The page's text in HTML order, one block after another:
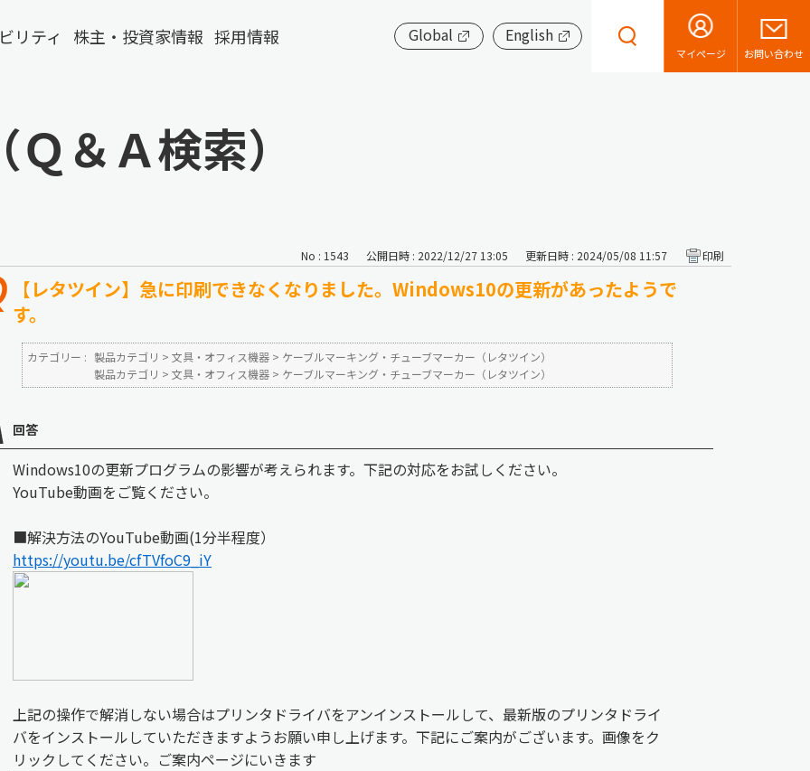
リティ 株主・投資家情報 採用情報 Global English
マイページ お問い合わせ
＆Ａ検索）
No : 1543 公開日時 : 2022/12/27 13:05 更新日時 : 2024/05/08 11:57 印刷
【レタツイン】急に印刷できなくなりました。Windows10の更新があったようで
す。
カテゴリー : 製品カテゴリ > 文具・オフィス機器 > ケーブルマーキング・チューブマーカー（レタツイン）
製品カテゴリ > 文具・オフィス機器 > ケーブルマーキング・チューブマーカー（レタツイン）
回答
Windows10の更新プログラムの影響が考えられます。下記の対応をお試しください。
YouTube動画をご覧ください。
■解決方法のYouTube動画(1分半程度）
https://youtu.be/cfTVfoC9_iY
上記の操作で解消しない場合はプリンタドライバをアンインストールして、最新版のプリンタドライ
バをインストールしていただきますようお願い申し上げます。下記にご案内がございます。画像をク
リックしてください。ご案内ページにいきます